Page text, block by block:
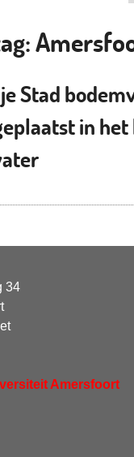
Stad
in het
34
Amersfoort